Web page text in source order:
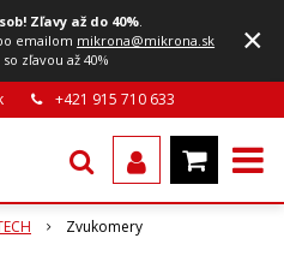
Zľavy až do 40%.
emailom mikrona@mikrona.sk
zľavou až 40%
×
+421 915 710 633
Zvukomery